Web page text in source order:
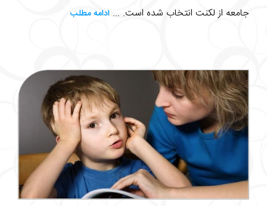
جامعه از لکنت انتخاب شده است. ... ادامه مطلب